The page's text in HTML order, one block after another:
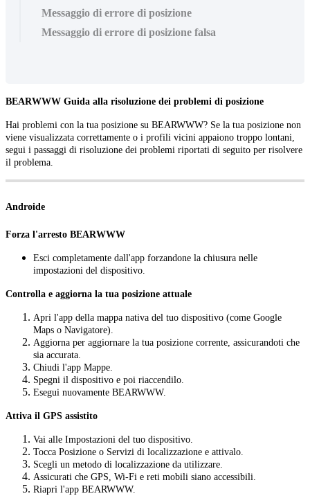
Messaggio di errore di posizione
Messaggio di errore di posizione falsa
BEARWWW Guida alla risoluzione dei problemi di posizione
Hai problemi con la tua posizione su BEARWWW? Se la tua posizione non
viene visualizzata correttamente o i profili vicini appaiono troppo lontani,
segui i passaggi di risoluzione dei problemi riportati di seguito per risolvere
il problema.
Androide
Forza l'arresto BEARWWW
Esci completamente dall'app forzandone la chiusura nelle
impostazioni del dispositivo.
Controlla e aggiorna la tua posizione attuale
Apri l'app della mappa nativa del tuo dispositivo (come Google
Maps o Navigatore).
Aggiorna per aggiornare la tua posizione corrente, assicurandoti che
sia accurata.
Chiudi l'app Mappe.
Spegni il dispositivo e poi riaccendilo.
Esegui nuovamente BEARWWW.
Attiva il GPS assistito
Vai alle Impostazioni del tuo dispositivo.
Tocca Posizione o Servizi di localizzazione e attivalo.
Scegli un metodo di localizzazione da utilizzare.
Assicurati che GPS, Wi-Fi e reti mobili siano accessibili.
Riapri l'app BEARWWW.